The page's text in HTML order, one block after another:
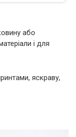
або
і для
яскраву,